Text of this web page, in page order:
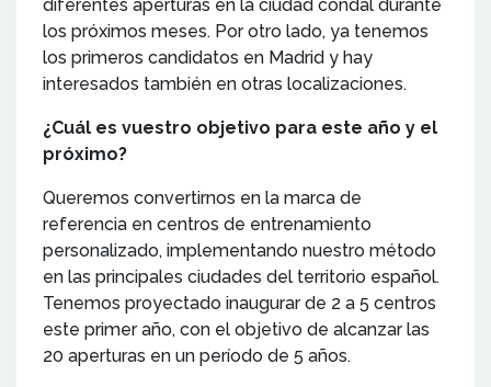
diferentes aperturas en la ciudad condal durante
los próximos meses. Por otro lado, ya tenemos
los primeros candidatos en Madrid y hay
interesados también en otras localizaciones.
¿Cuál es vuestro objetivo para este año y el
próximo?
Queremos convertirnos en la marca de
referencia en centros de entrenamiento
personalizado, implementando nuestro método
en las principales ciudades del territorio español.
Tenemos proyectado inaugurar de 2 a 5 centros
este primer año, con el objetivo de alcanzar las
20 aperturas en un período de 5 años.